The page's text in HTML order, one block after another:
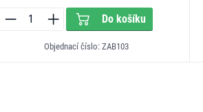
Do košíku
Objednací číslo: ZAB103